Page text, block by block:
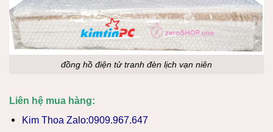
đồng hồ điện tử tranh đèn lịch vạn niên
Liên hệ mua hàng:
Kim Thoa Zalo:0909.967.647